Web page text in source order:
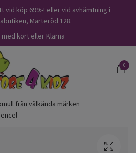
vid köp 699:-! eller vid avhämtning i
Marteröd 128.
med kort eller Klarna
0
från välkända märken